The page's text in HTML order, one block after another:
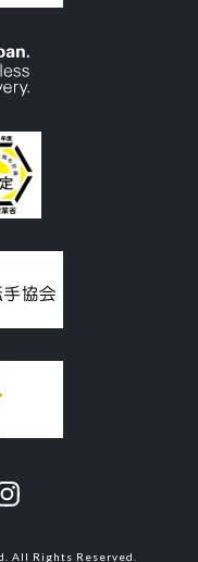
All Rights Reserved.